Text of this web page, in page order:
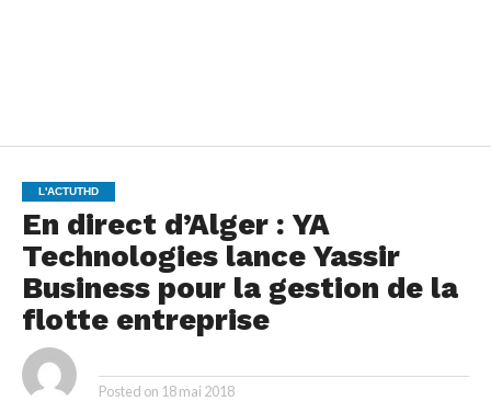
L'ACTUTHD
En direct d’Alger : YA
Technologies lance Yassir
Business pour la gestion de la
flotte entreprise
Posted on 18 mai 2018